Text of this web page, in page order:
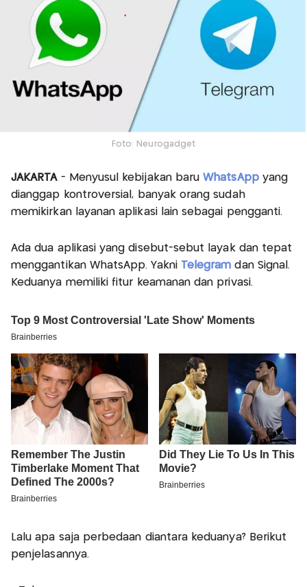
Foto: Neurogadget
JAKARTA- Menyusul kebijakan baruWhatsApp yang
dianggap kontroversial, banyak orang sudah
memikirkan layanan aplikasi lain sebagai pengganti.
Ada dua aplikasi yang disebut-sebut layak dan tepat
menggantikan WhatsApp. Yakni Telegram dan Signal.
Keduanya memiliki fitur keamanan dan privasi.
Lalu apa saja perbedaan diantara keduanya? Berikut
penjelasannya.